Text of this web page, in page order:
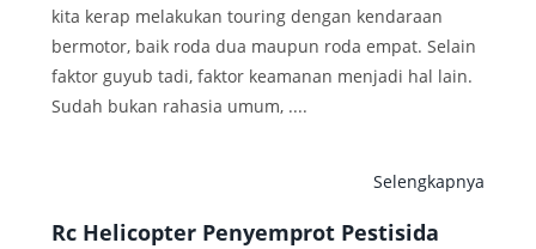
kita kerap melakukan touring dengan kendaraan
bermotor, baik roda dua maupun roda empat. Selain
faktor guyub tadi, faktor keamanan menjadi hal lain.
Sudah bukan rahasia umum, ....
Selengkapnya
Rc Helicopter Penyemprot Pestisida